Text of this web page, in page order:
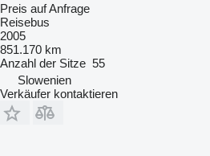
Preis auf Anfrage
Reisebus
2005
851.170 km
Anzahl der Sitze 55
Slowenien
Verkäufer kontaktieren